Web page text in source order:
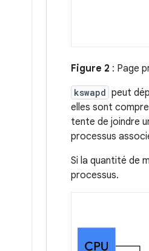
Figure 2 : Page
kswapd peut
elles sont
tente de joindre
processus
Si la quantité de
processus.